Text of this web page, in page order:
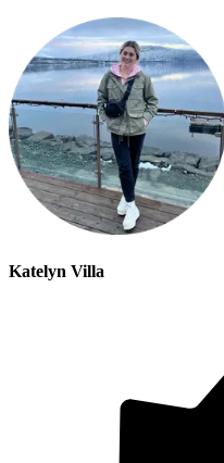
Katelyn Villa